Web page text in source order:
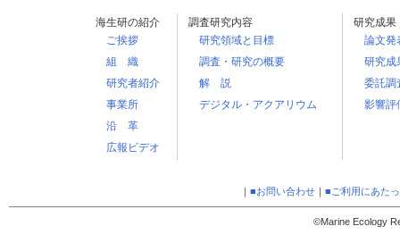
海生研の紹介 調査研究内容
研究成果
ご挨拶
研究領域と目標
論文発
組 織
調査・研究の概要
研究成
研究者紹介
解 説
委託調
事業所
デジタル・アクアリウム
影響評
沿 革
広報ビデオ
｜ ■お問い合わせ ｜ ■ご利用にあた
©Marine Ecology